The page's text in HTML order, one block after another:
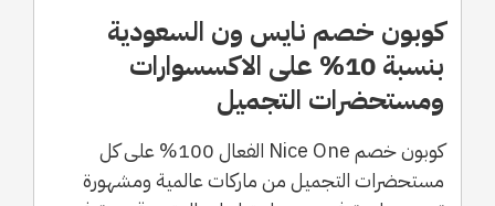
كوبون خصم نايس ون السعودية
بنسبة 10% على الاكسسوارات
ومستحضرات التجميل
كوبون خصم Nice One الفعال 100% على كل
مستحضرات التجميل من ماركات عالمية ومشهورة